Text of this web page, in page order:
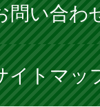
問い合わ
イトマッ